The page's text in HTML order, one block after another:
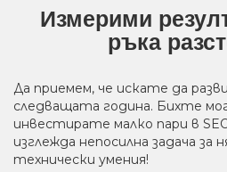
Измерими
ръка
Да приемем, че искате да
следващата година. Бихте
инвестирате малко пари в
изглежда непосилна задача за
технически умения!